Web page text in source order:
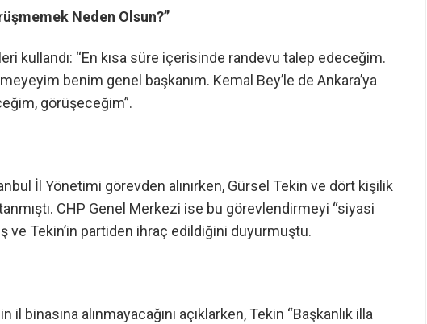
Neden Olsun?”
kullandı: “En kısa süre içerisinde randevu talep edeceğim.
benim genel başkanım. Kemal Bey’le de Ankara’ya
görüşeceğim”.
İl Yönetimi görevden alınırken, Gürsel Tekin ve dört kişilik
CHP Genel Merkezi ise bu görevlendirmeyi “siyasi
ve Tekin’in partiden ihraç edildiğini duyurmuştu.
binasına alınmayacağını açıklarken, Tekin “Başkanlık illa